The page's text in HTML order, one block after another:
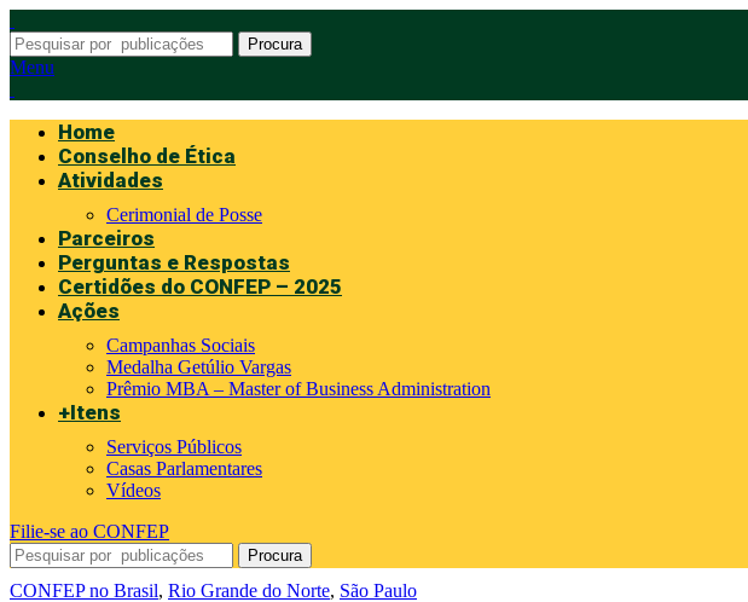
Procura
Menu
Home
Conselho de Ética
Atividades
Cerimonial de Posse
Parceiros
Perguntas e Respostas
Certidões do CONFEP – 2025
Ações
Campanhas Sociais
Medalha Getúlio Vargas
Prêmio MBA – Master of Business Administration
+Itens
Serviços Públicos
Casas Parlamentares
Vídeos
Filie-se ao CONFEP
Procura
CONFEP no Brasil, Rio Grande do Norte, São Paulo